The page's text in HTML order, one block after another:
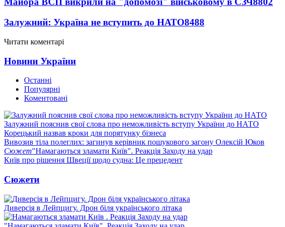
Залужний: Україна не вступить до НАТО8488
Читати коментарі
Новини України
Останні
Популярні
Коментовані
Залужний пояснив свої слова про неможливість вступу України до НАТО
Корецький назвав кроки для порятунку бізнеса
Вивозив тіла полеглих: загинув керівник пошукового загону Олексій Юков
Сюжет"Намагаються зламати Київ". Реакція Заходу на удар
Київ про рішення Швеції щодо судна: Це прецедент
Сюжети
Диверсія в Лейпцигу. Дрон біля українського літака